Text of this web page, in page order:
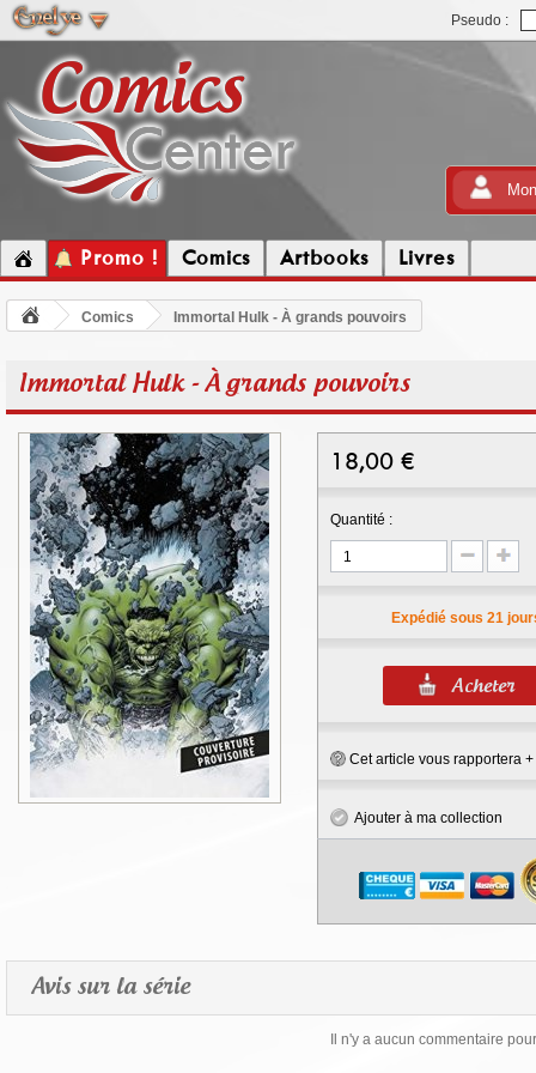
Pseudo :
Promo ! Comics Artbooks Livres
Comics Immortal Hulk - À grands pouvoirs
Immortal Hulk - À grands pouvoirs
18,00 €
Quantité :
Expédié sous 21
Cet article vous rapportera +
Ajouter à ma collection
Avis sur la série
Il n'y a aucun commentaire